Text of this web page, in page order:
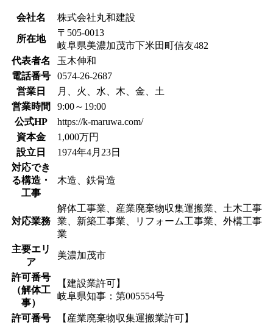
会社名 株式会社丸和建設
所在地
〒505-0013
岐阜県美濃加茂市下米田町信友482
代表者名
玉木伸和
電話番号
0574-26-2687
営業日
月、火、水、木、金、土
営業時間
9:00～19:00
公式HP
https://k-maruwa.com/
資本金
1,000万円
設立日
1974年4月23日
対応でき
る構造・
工事
木造、鉄骨造
対応業務
解体工事業、産業廃棄物収集運搬業、土木工事
業、新築工事業、リフォーム工事業、外構工事
業
主要エリ
ア
美濃加茂市
許可番号
（解体工
事）
【建設業許可】
岐阜県知事：第005554号
許可番号
【産業廃棄物収集運搬業許可】